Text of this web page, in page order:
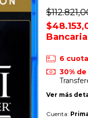
Bancaria
6
30%
Ver más
Cuenta: